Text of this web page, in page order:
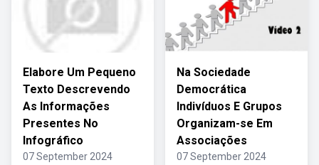
Elabore Um Pequeno
Texto Descrevendo
As Informações
Presentes No
Infográfico
07 September 2024
Na Sociedade
Democrática
Indivíduos E Grupos
Organizam-se Em
Associações
07 September 2024